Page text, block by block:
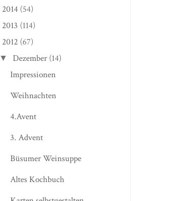
2014 (54)
2013 (114)
2012 (67)
▼ Dezember (14)
Impressionen
Weihnachten
4.Avent
3. Advent
Büsumer Weinsuppe
Altes Kochbuch